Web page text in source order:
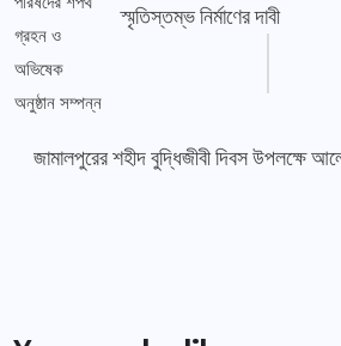
স্মৃতিস্তম্ভ নির্মাণের দাবী
জামালপুরের শহীদ বুদ্ধিজীবী দিবস উপলক্ষে